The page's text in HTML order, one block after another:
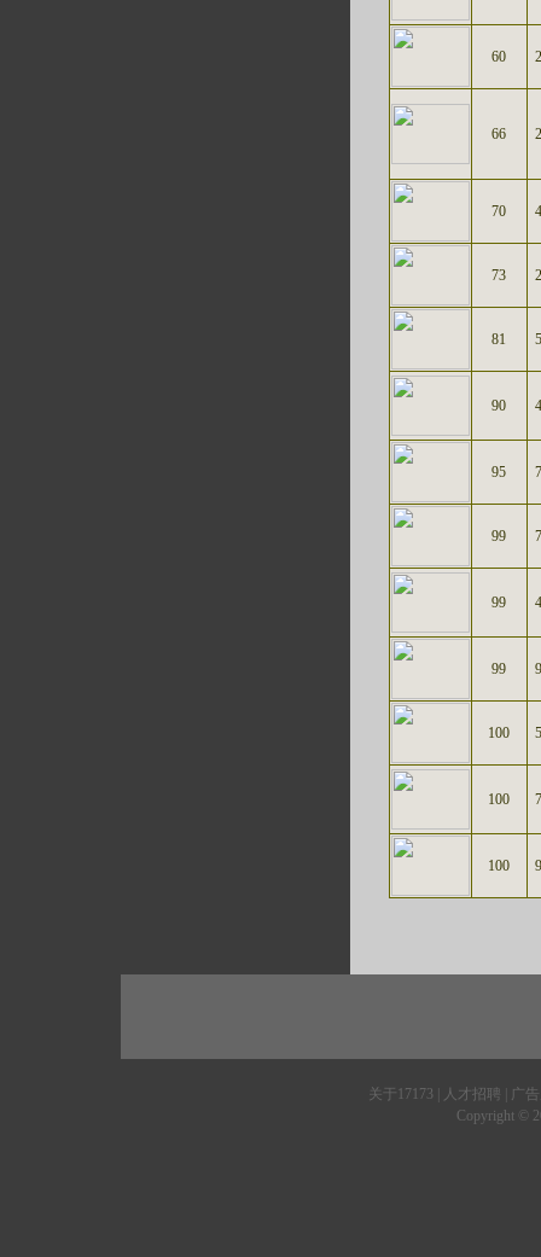
60
66
70
73
81
90
95
99
99
99
100
100
100
关于17173 人才招聘
广
Copyright ©